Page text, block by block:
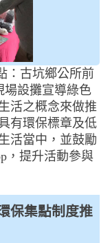
：古坑鄉公所前
場設攤宣導綠色
活之概念來做推
有環保標章及低
活當中，並鼓勵
，提升活動參與
保集點制度推